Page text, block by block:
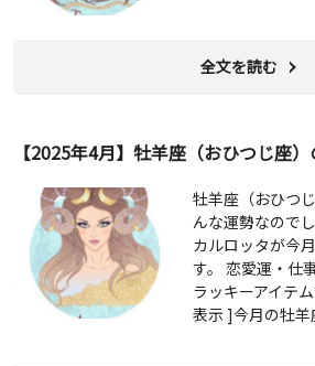
全文を読む
【2025年4月】牡羊座（おひつじ座
牡羊座（おひつ
んな運勢なので
カルロッタが今
す。 恋愛運・仕
ラッキーアイテ
表示 ]今月の牡